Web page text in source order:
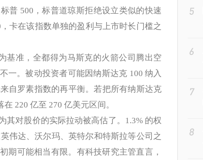
普 500，标普道琼斯拒绝设立类似的快速
卡在该指数单独的盈利与上市时长门槛之
准，全都得为马斯克的火箭公司腾出空
一。被动投资者可能因纳斯达克 100 纳入
自罗素指数的再平衡。若把所有纳斯达克
220 亿至 270 亿美元区间。
对股价的实际拉动被高估了。1.3% 的权
伟达、沃尔玛、英特尔和特斯拉等公司之
期可能相当有限。有科技研究主管直言，
5
6
7
8